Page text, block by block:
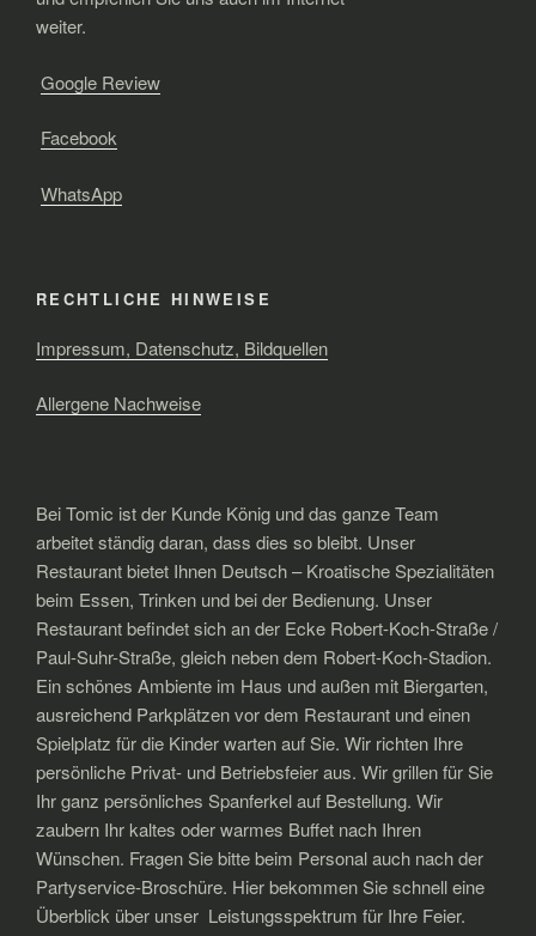
weiter.
Google Review
Facebook
WhatsApp
RECHTLICHE HINWEISE
Impressum, Datenschutz, Bildquellen
Allergene Nachweise
Bei Tomic ist der Kunde König und das ganze Team
arbeitet ständig daran, dass dies so bleibt. Unser
Restaurant bietet Ihnen Deutsch – Kroatische Spezialitäten
beim Essen, Trinken und bei der Bedienung. Unser
Restaurant befindet sich an der Ecke Robert-Koch-Straße /
Paul-Suhr-Straße, gleich neben dem Robert-Koch-Stadion.
Ein schönes Ambiente im Haus und außen mit Biergarten,
ausreichend Parkplätzen vor dem Restaurant und einen
Spielplatz für die Kinder warten auf Sie. Wir richten Ihre
persönliche Privat- und Betriebsfeier aus. Wir grillen für Sie
Ihr ganz persönliches Spanferkel auf Bestellung. Wir
zaubern Ihr kaltes oder warmes Buffet nach Ihren
Wünschen. Fragen Sie bitte beim Personal auch nach der
Partyservice-Broschüre. Hier bekommen Sie schnell eine
Überblick über unser Leistungsspektrum für Ihre Feier.